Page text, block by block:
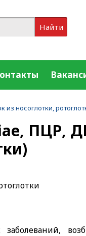
Найти
носоглотки,
ПЦР,